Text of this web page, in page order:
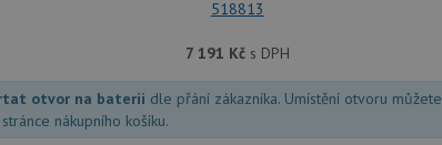
518813
7 191 Kčs DPH
otvor na baterii dle přání zákazníka. Umístění otvoru můžete
nákupního košíku.